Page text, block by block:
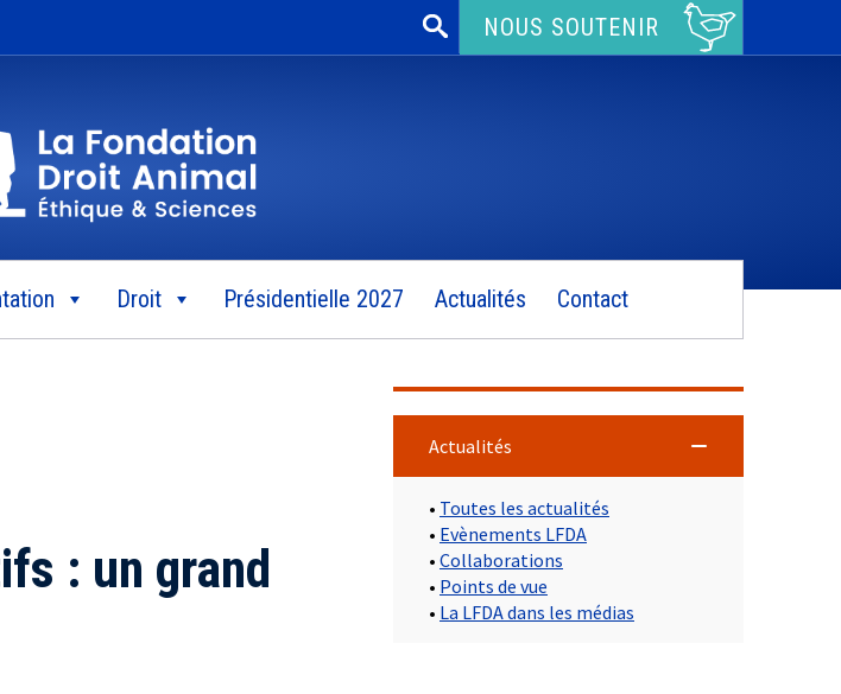
Rechercher :NOUS SOUTENIR
Droit Présidentielle 2027 Actualités Contact
: un grand
Actualités
• Toutes les actualités
• Evènements LFDA
• Collaborations
• Points de vue
• La LFDA dans les médias